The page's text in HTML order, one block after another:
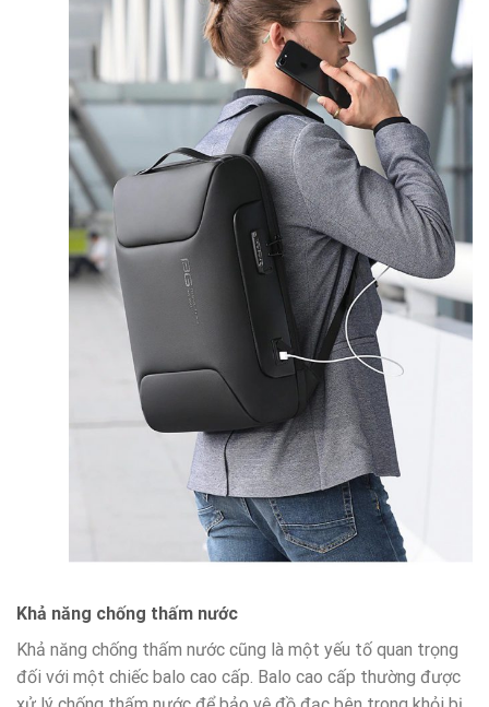
Khả năng chống thấm nước
Khả năng chống thấm nước cũng là một yếu tố quan trọng
đối với một chiếc balo cao cấp. Balo cao cấp thường được